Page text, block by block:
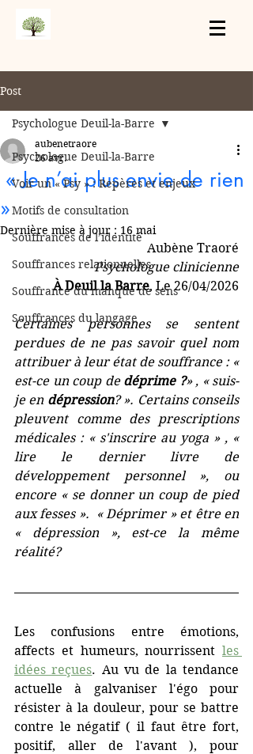
Post
Psychologue Deuil-la-Barre
Voir un « Psy » : Repères et enjeux
Motifs de consultation
Souffrances de l’identité
Souffrances relationnelles
Souffrance du manque de sens
Souffrances du langage
Psychologue Deuil-la-Barre
« Je n’ai plus envie de rien
»
aubenetraore
26 avr.
Dernière mise à jour : 16 mai
Aubène Traoré
Psychologue clinicienne
À Deuil la Barre, Le 26/04/2026
Certaines personnes se sentent
perdues de ne pas savoir quel nom
attribuer à leur état de souffrance : «
est-ce un coup de déprime ?» , « suis-
je en dépression? ». Certains conseils
pleuvent comme des prescriptions
médicales : « s'inscrire au yoga » , «
lire le dernier livre de
développement personnel », ou
encore « se donner un coup de pied
aux fesses ».  « Déprimer » et être en
« dépression », est-ce la même
réalité?
Les confusions entre émotions,
affects et humeurs, nourrissent les
idées reçues. Au vu de la tendance
actuelle à galvaniser l'égo pour
résister à la douleur, pour se battre
contre le négatif ( il faut être fort,
positif, aller de l'avant ), pour